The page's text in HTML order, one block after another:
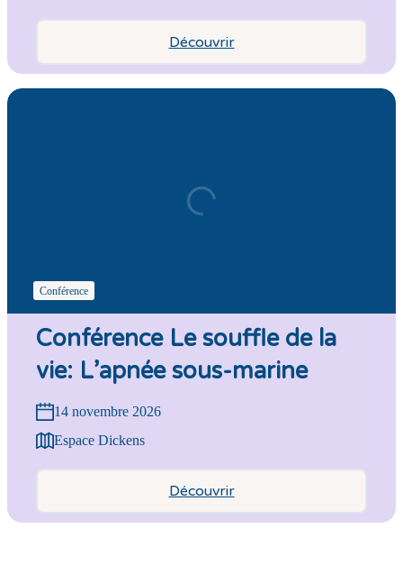
Découvrir
Conférence
Conférence Le souffle de la
vie: L’apnée sous-marine
14 novembre 2026
Espace Dickens
Découvrir